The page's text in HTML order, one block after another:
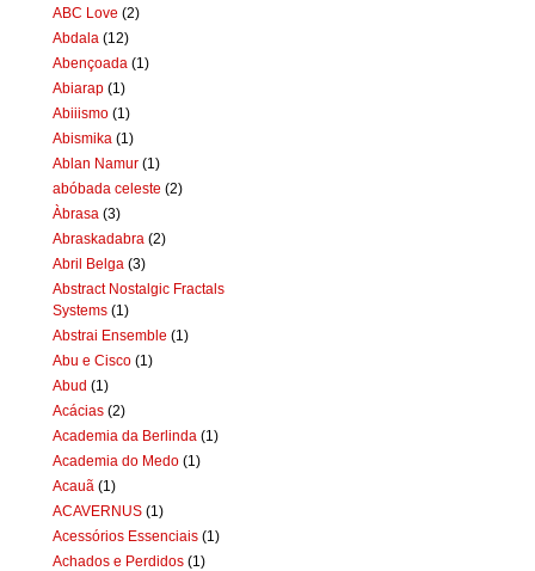
ABC Love (2)
Abdala (12)
Abençoada (1)
Abiarap (1)
Abiiismo (1)
Abismika (1)
Ablan Namur (1)
abóbada celeste (2)
Àbrasa (3)
Abraskadabra (2)
Abril Belga (3)
Abstract Nostalgic Fractals
Systems (1)
Abstrai Ensemble (1)
Abu e Cisco (1)
Abud (1)
Acácias (2)
Academia da Berlinda (1)
Academia do Medo (1)
Acauã (1)
ACAVERNUS (1)
Acessórios Essenciais (1)
Achados e Perdidos (1)